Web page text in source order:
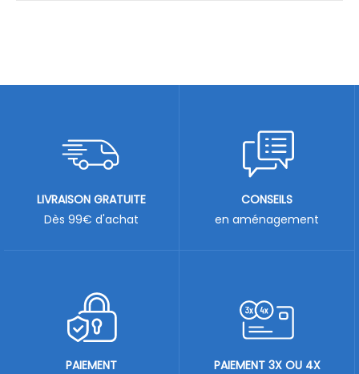
LIVRAISON GRATUITE
Dès 99€ d'achat
CONSEILS
en aménagement
PAIEMENT
PAIEMENT 3X OU 4X